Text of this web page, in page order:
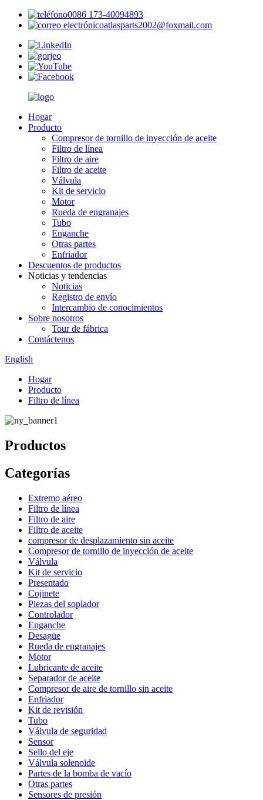
0086 173-40094893
atlasparts2002@foxmail.com
Hogar
Producto
Compresor de tornillo de inyección de aceite
Filtro de línea
Filtro de aire
Filtro de aceite
Válvula
Kit de servicio
Motor
Rueda de engranajes
Tubo
Enganche
Otras partes
Enfriador
Descuentos de productos
Noticias y tendencias
Noticias
Registro de envío
Intercambio de conocimientos
Sobre nosotros
Tour de fábrica
Contáctenos
English
Hogar
Producto
Filtro de línea
Productos
Categorías
Extremo aéreo
Filtro de línea
Filtro de aire
Filtro de aceite
compresor de desplazamiento sin aceite
Compresor de tornillo de inyección de aceite
Válvula
Kit de servicio
Presentado
Cojinete
Piezas del soplador
Controlador
Enganche
Desagüe
Rueda de engranajes
Motor
Lubricante de aceite
Separador de aceite
Compresor de aire de tornillo sin aceite
Enfriador
Kit de revisión
Tubo
Válvula de seguridad
Sensor
Sello del eje
Válvula solenoide
Partes de la bomba de vacío
Otras partes
Sensores de presión